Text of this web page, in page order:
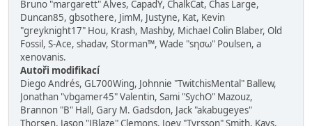
Bruno "margarett" Alves, CapadY, ChalkCat, Chas Large,
Duncan85, gbsothere, JimM, Justyne, Kat, Kevin
"greyknight17" Hou, Krash, Mashby, Michael Colin Blaber, Old
Fossil, S-Ace, shadav, Storman™, Wade "sησω" Poulsen, a
xenovanis.
Autoři modifikací
Diego Andrés, GL700Wing, Johnnie "TwitchisMental" Ballew,
Jonathan "vbgamer45" Valentin, Sami "SychO" Mazouz,
Brannon "B" Hall, Gary M. Gadsdon, Jack "akabugeyes"
Thorsen, Jason "JBlaze" Clemons, Joey "Tyrsson" Smith, Kays,